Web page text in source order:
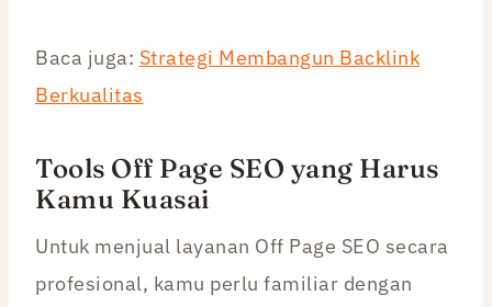
Baca juga: Strategi Membangun Backlink
Berkualitas
Tools Off Page SEO yang Harus
Kamu Kuasai
Untuk menjual layanan Off Page SEO secara
profesional, kamu perlu familiar dengan